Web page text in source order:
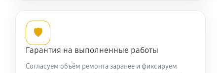
Ремонт кольца зуммирования
440 руб 60 минут
🛡️
Гарантия на выполненные работы
Согласуем объём ремонта заранее и фиксируем